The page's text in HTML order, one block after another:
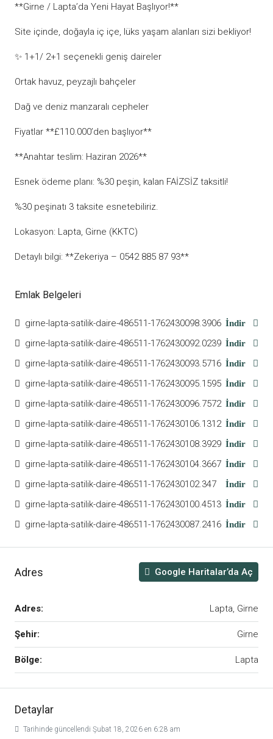
**Girne / Lapta’da Yeni Hayat Başlıyor!**
Site içinde, doğayla iç içe, lüks yaşam alanları sizi bekliyor!
✨ 1+1/ 2+1 seçenekli geniş daireler
Ortak havuz, peyzajlı bahçeler
Dağ ve deniz manzaralı cepheler
Fiyatlar **£110.000’den başlıyor**
**Anahtar teslim: Haziran 2026**
Esnek ödeme planı: %30 peşin, kalan FAİZSİZ taksitli!
%30 peşinatı 3 taksite esnetebiliriz.
Lokasyon: Lapta, Girne (KKTC)
Detaylı bilgi: **Zekeriya – 0542 885 87 93**
Emlak Belgeleri
girne-lapta-satilik-daire-486511-1762430098.3906 İndir
girne-lapta-satilik-daire-486511-1762430092.0239 İndir
girne-lapta-satilik-daire-486511-1762430093.5716 İndir
girne-lapta-satilik-daire-486511-1762430095.1595 İndir
girne-lapta-satilik-daire-486511-1762430096.7572 İndir
girne-lapta-satilik-daire-486511-1762430106.1312 İndir
girne-lapta-satilik-daire-486511-1762430108.3929 İndir
girne-lapta-satilik-daire-486511-1762430104.3667 İndir
girne-lapta-satilik-daire-486511-1762430102.347 İndir
girne-lapta-satilik-daire-486511-1762430100.4513 İndir
girne-lapta-satilik-daire-486511-1762430087.2416 İndir
Adres Google Haritalar’da Aç
Adres: Lapta, Girne
Şehir: Girne
Bölge: Lapta
Detaylar
Tarihinde güncellendi Şubat 18, 2026 en 6:28 am